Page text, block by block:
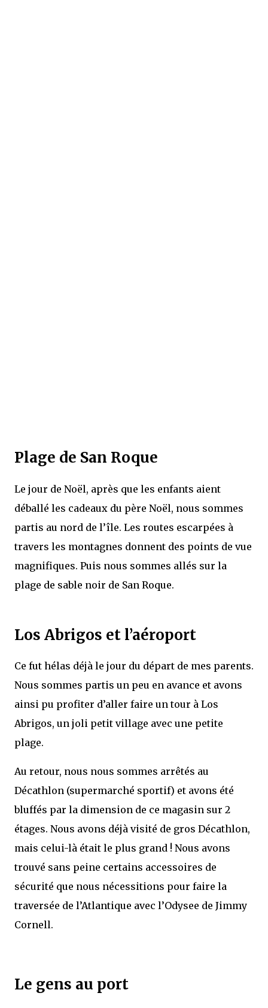
Plage de San Roque
Le jour de Noël, après que les enfants aient
déballé les cadeaux du père Noël, nous sommes
partis au nord de l’île. Les routes escarpées à
travers les montagnes donnent des points de vue
magnifiques. Puis nous sommes allés sur la
plage de sable noir de San Roque.
Los Abrigos et l’aéroport
Ce fut hélas déjà le jour du départ de mes parents.
Nous sommes partis un peu en avance et avons
ainsi pu profiter d’aller faire un tour à Los
Abrigos, un joli petit village avec une petite
plage.
Au retour, nous nous sommes arrêtés au
Décathlon (supermarché sportif) et avons été
bluffés par la dimension de ce magasin sur 2
étages. Nous avons déjà visité de gros Décathlon,
mais celui-là était le plus grand ! Nous avons
trouvé sans peine certains accessoires de
sécurité que nous nécessitions pour faire la
traversée de l’Atlantique avec l’Odysee de Jimmy
Cornell.
Le gens au port